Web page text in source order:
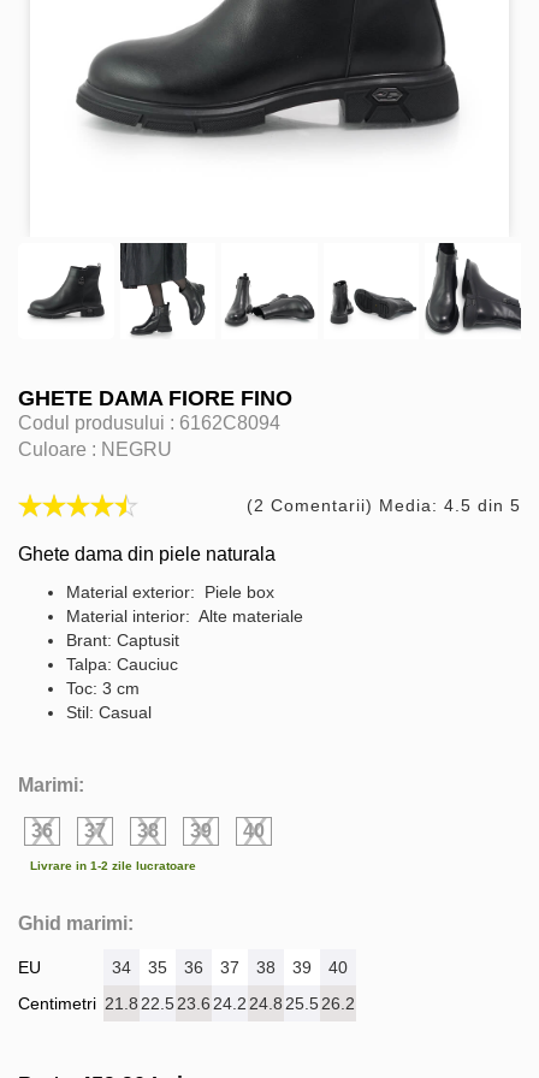
GHETE DAMA FIORE FINO
Codul produsului : 6162C8094
Culoare : NEGRU
(2 Comentarii) Media: 4.5 din 5
Ghete dama din piele naturala
Material exterior: Piele box
Material interior: Alte materiale
Brant: Captusit
Talpa: Cauciuc
Toc: 3 cm
Stil: Casual
Marimi:
36 37 38 39 40
Livrare in 1-2 zile lucratoare
Ghid marimi:
EU
Centimetri
34 35 36 37 38 39
40
21.8 22.523.6 24.2 24.8 25.526.2